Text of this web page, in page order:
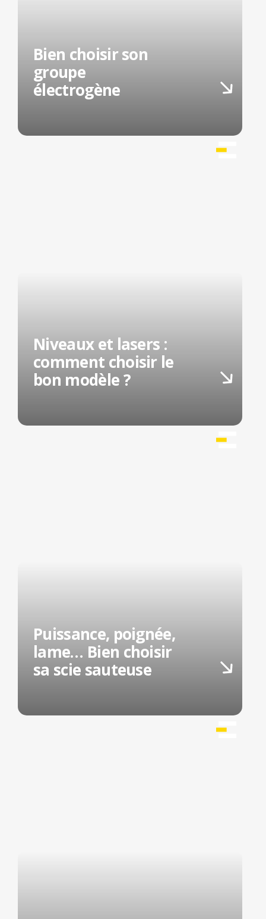
Bien choisir son
groupe
électrogène
Niveaux et lasers :
comment choisir le
bon modèle ?
Puissance, poignée,
lame… Bien choisir
sa scie sauteuse